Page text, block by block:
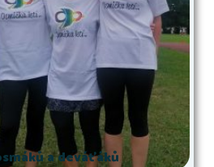
a deváťáků